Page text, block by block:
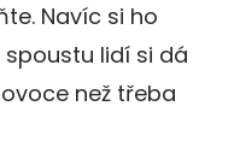
Navíc si ho
spoustu lidí si dá
než třeba